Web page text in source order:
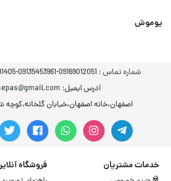
یوموش
شماره تماس : 09169012051-09135453961-03134381405-09390154754
آدرس ایمیل: habibi.sepas@gmail.com
اصفهان،خانه اصفهان،خیابان گلخانه،کوچه
خدمات مشتریان فروشگاه